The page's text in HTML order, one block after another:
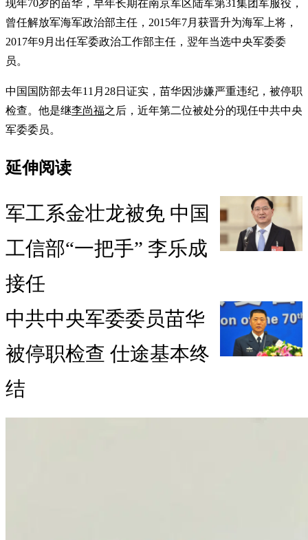
现年70岁的苗华，早年长期在南京军区陆军第31集团军服役，
曾任解放军海军政治部主任，2015年7月获晋升为海军上将，
2017年9月出任军委政治工作部主任，翌年当选中央军委委
员。
中国国防部去年11月28日证实，苗华因涉嫌严重违纪，被停职
检查。他是继李尚福之后，近年第二位被处分的现任中共中央
军委委员。
延伸阅读
军工系金壮龙被免 中国
工信部“一把手” 李乐成
接任
中共中央军委委员苗华
被停职检查 仕途基本终
结